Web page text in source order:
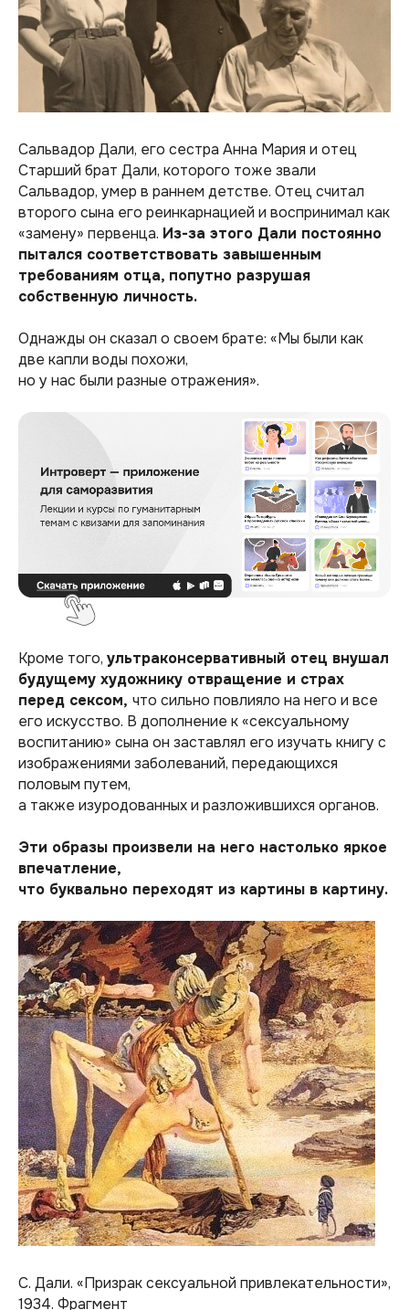
Сальвадор Дали, его сестра Анна Мария и отец
Старший брат Дали, которого тоже звали
Сальвадор, умер в раннем детстве. Отец считал
второго сына его реинкарнацией и воспринимал как
«замену» первенца. Из-за этого Дали постоянно
пытался соответствовать завышенным
требованиям отца, попутно разрушая
собственную личность.
Однажды он сказал о своем брате: «Мы были как
две капли воды похожи,
но у нас были разные отражения».
Кроме того, ультраконсервативный отец внушал
будущему художнику отвращение и страх
перед сексом, что сильно повлияло на него и все
его искусство. В дополнение к «сексуальному
воспитанию» сына он заставлял его изучать книгу с
изображениями заболеваний, передающихся
половым путем,
а также изуродованных и разложившихся органов.
Эти образы произвели на него настолько яркое
впечатление,
что буквально переходят из картины в картину.
С. Дали. «Призрак сексуальной привлекательности»,
1934. Фрагмент